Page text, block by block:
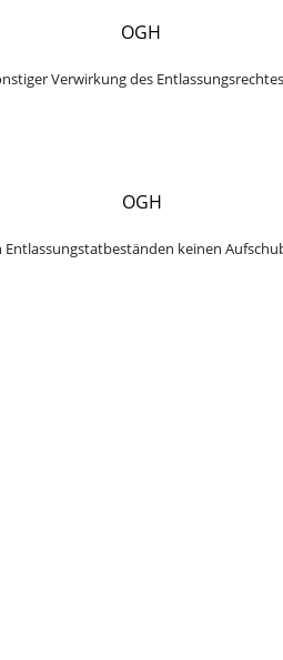
OGH
Verwirkung des
OGH
keinen